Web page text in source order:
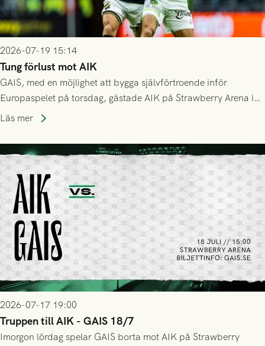
2026-07-19 15:14
Tung förlust mot AIK
GAIS, med en möjlighet att bygga självförtroende inför
Europaspelet på torsdag, gästade AIK på Strawberry Arena i
Stockholm . Men trots konstant hotande i första halvlek av
lyckades få in 2-0.
Läs mer
2026-07-17 19:00
Truppen till AIK - GAIS 18/7
Imorgon lördag spelar GAIS borta mot AIK på Strawberry